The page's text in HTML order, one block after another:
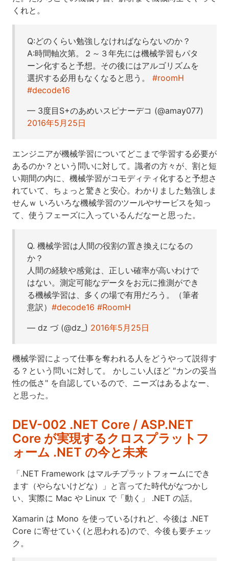
くれと。
Q:どのくらい勉強しなければならないのか？
A:時間軸次第。２～３年先には機械学習もパタ
ーン化すると予想。その後にはアルゴリズムを
選択する必用もなくなると思う。 #roomH
#decode16
— 3度目S+のあめいスピナーデコ (@amay077)
2016年5月25日
エンジニアが機械学習についてどこまで学習する必要が
あるのか？という問いに対して。識者の方々が、割と短
い期間の内に、機械学習がコモディティ化すると予想さ
れていて、ちょっと驚きと安心。わかりました勉強しま
せんｗ いろいろな機械学習のツールやサービスを知っ
て、使うフェーズに入っているんだなーと思った。
Q. 機械学習は人間の役割の置き換えになるの
か？
人間の経験や感覚は、正しい確率が高いわけで
はない。測定可能なデータをお元に推測ができ
る機械学習は、多くの場で有用だろう。（筆者
意訳） #decode16 #RoomH
— dz づ (@dz_) 2016年5月25日
機械学習によって仕事を奪われる人をどうやって説得す
る？という問いに対して。 かしこい人ほど "カンの妥当
性の低さ" を自認しているので、ニーズはあるよなー、
と思った。
DEV-002 .NET Core / ASP.NET
Core が実現するクロスプラットフ
ォーム .NET の今と未来
「.NET Framework はマルチプラットフォームにでき
ます（やらないけどな）」と言ってた時代がなつかし
い、実際に Mac や Linux で「動く」 .NET の話。
Xamarin は Mono を使っているけれど、今後は .NET
Core に寄せていく(と思われる)ので、今後も要チェッ
ク。